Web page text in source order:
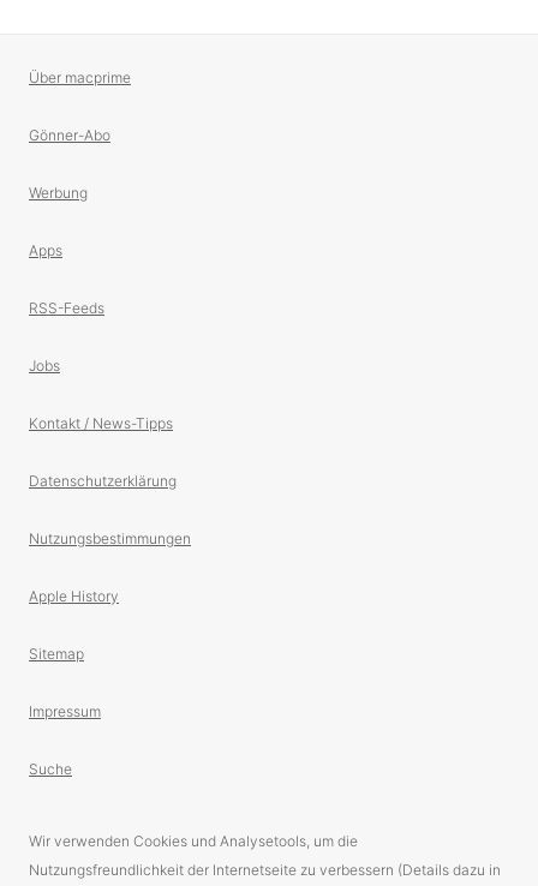
Über macprime
Gönner-Abo
Werbung
Apps
RSS-Feeds
Jobs
Kontakt / News-Tipps
Datenschutzerklärung
Nutzungsbestimmungen
Apple History
Sitemap
Impressum
Suche
Wir verwenden Cookies und Analysetools, um die
Nutzungsfreundlichkeit der Internetseite zu verbessern (Details dazu in